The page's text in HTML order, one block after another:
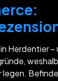
Herdentier
legen.